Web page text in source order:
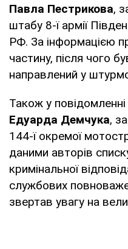
Павла Пестрикова,
штабу 8-ї армії
РФ. За інформацією
частину, після чого
направлений у
Також у
Едуарда Демчука,
144-ї окремої
даними авторів
кримінальної
службових
звертав увагу на